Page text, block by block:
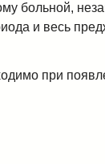
больной,
и весь
при